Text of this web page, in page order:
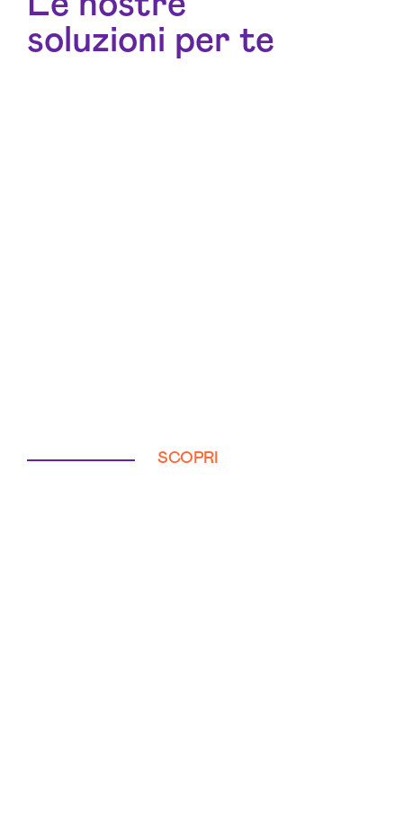
soluzioni per te
SCOPRI